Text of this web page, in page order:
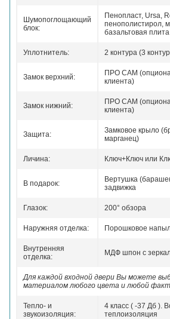
Шумопоглощающий
блок:
Пенопласт, Ursa,
пенополистирол,
базальтовая
Уплотнитель: 2 контура (3
Замок верхний:
ПРО САМ
клиента)
Замок нижний:
ПРО САМ
клиента)
Защита:
Замковое крыло
марганец)
Личина: Ключ+Ключ или
В подарок:
Вертушка
задвижка
Глазок: 200° обзора
Наружняя отделка: Порошковое
Внутренняя
отделка:
МДФ шпон с
Для каждой входной двери Вы можете
материалом любого цвета и любой
Тепло- и
звукоизоляция:
4 класс ( -37 Дб ).
теплоизоляция